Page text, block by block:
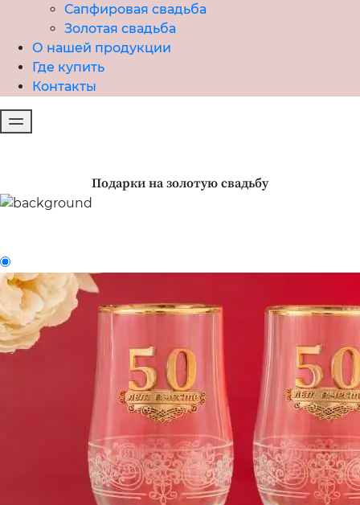
Сапфировая свадьба
Золотая свадьба
О нашей продукции
Где купить
Контакты
Подарки на золотую свадьбу